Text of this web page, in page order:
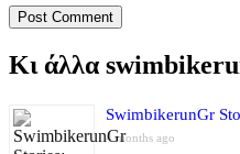
Κι άλλα
SwimbikerunGr
4 months ago